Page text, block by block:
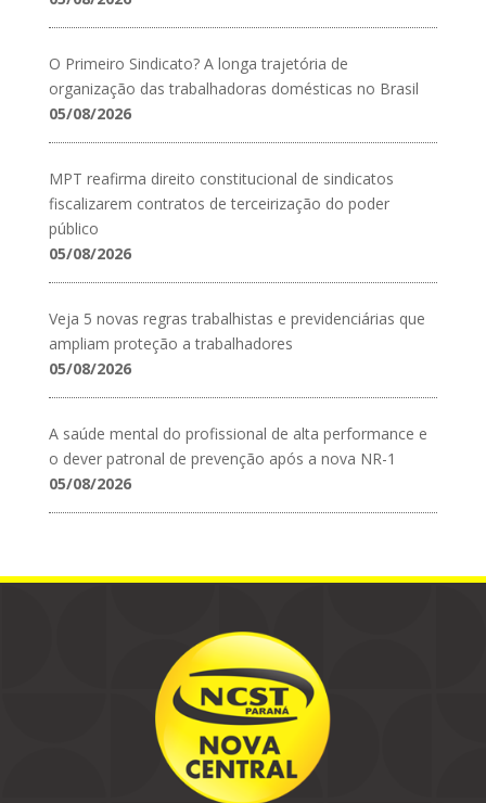
O Primeiro Sindicato? A longa trajetória de
organização das trabalhadoras domésticas no Brasil
05/08/2026
MPT reafirma direito constitucional de sindicatos
fiscalizarem contratos de terceirização do poder
público
05/08/2026
Veja 5 novas regras trabalhistas e previdenciárias que
ampliam proteção a trabalhadores
05/08/2026
A saúde mental do profissional de alta performance e
o dever patronal de prevenção após a nova NR-1
05/08/2026